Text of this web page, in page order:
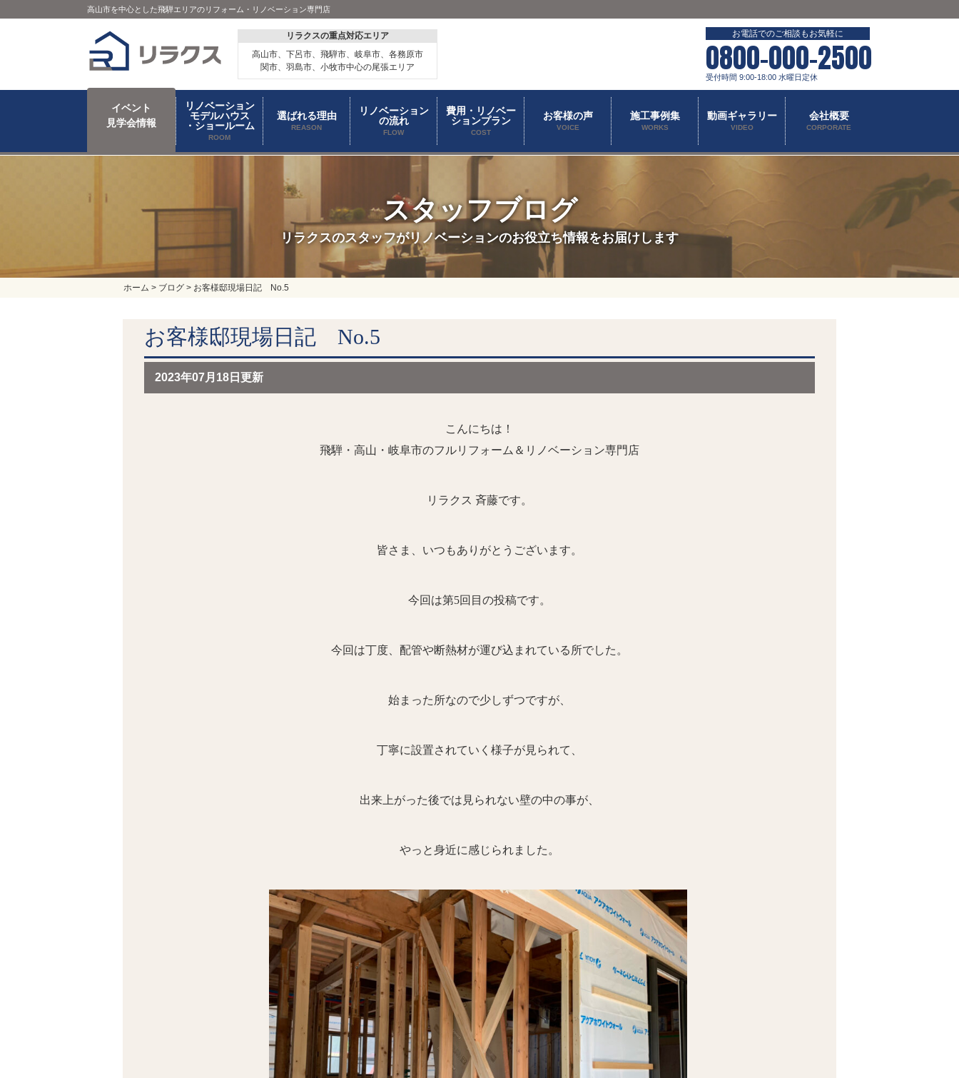
高山市を中心とした飛騨エリアのリフォーム・リノベーション専門店
リラクスの重点対応エリア
高山市、下呂市、飛騨市、岐阜市、各務原市
関市、羽島市、小牧市中心の尾張エリア
お電話でのご相談もお気軽に
0800-000-2500
受付時間 9:00-18:00 水曜日定休
イベント
見学会情報
リノベーション
モデルハウス
・ショールーム
ROOM
選ばれる理由
REASON
リノベーション
の流れ
FLOW
費用・リノベー
ションプラン
COST
お客様の声
VOICE
施工事例集
WORKS
動画ギャラリー
VIDEO
会社概要
CORPORATE
スタッフブログ
リラクスのスタッフがリノベーションのお役立ち情報をお届けします
ホーム > ブログ > お客様邸現場日記 No.5
お客様邸現場日記 No.5
2023年07月18日更新
こんにちは！
飛騨・高山・岐阜市のフルリフォーム＆リノベーション専門店
リラクス 斉藤です。
皆さま、いつもありがとうございます。
今回は第5回目の投稿です。
今回は丁度、配管や断熱材が運び込まれている所でした。
始まった所なので少しずつですが、
丁寧に設置されていく様子が見られて、
出来上がった後では見られない壁の中の事が、
やっと身近に感じられました。